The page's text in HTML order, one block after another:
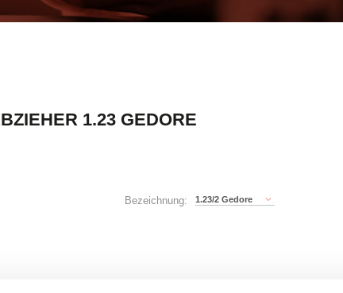
1.23 GEDORE
Bezeichnung: 1.23/2 Gedore